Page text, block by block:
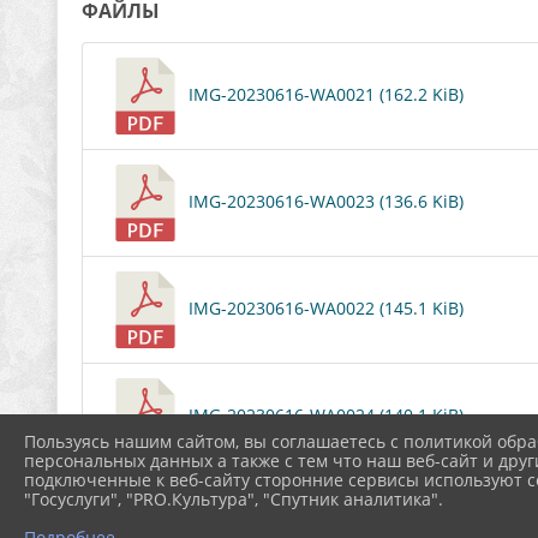
ФАЙЛЫ
IMG-20230616-WA0021 (162.2 KiB)
IMG-20230616-WA0023 (136.6 KiB)
IMG-20230616-WA0022 (145.1 KiB)
IMG-20230616-WA0024 (140.1 KiB)
Скачать все
Пользуясь нашим сайтом, вы соглашаетесь с политикой
персональных данных а также с тем что наш веб-сайт и
подключенные к веб-сайту сторонние сервисы используют
"Госуслуги", "PRO.Культура", "Спутник аналитика".